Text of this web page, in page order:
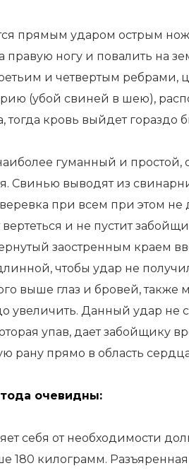
прямым ударом острым
правую ногу и повалить на
и четвертым ребрами,
(убой свиней в шею),
тогда кровь выйдет гораздо
гуманный и простой,
Свинью выводят из
при всем при этом не
и не пустит
заостренным краем
чтобы удар не
выше глаз и бровей, также
увеличить. Данный удар не
упав, дает забойщику
рану прямо в область
очевидны:
себя от необходимости
180 килограмм.